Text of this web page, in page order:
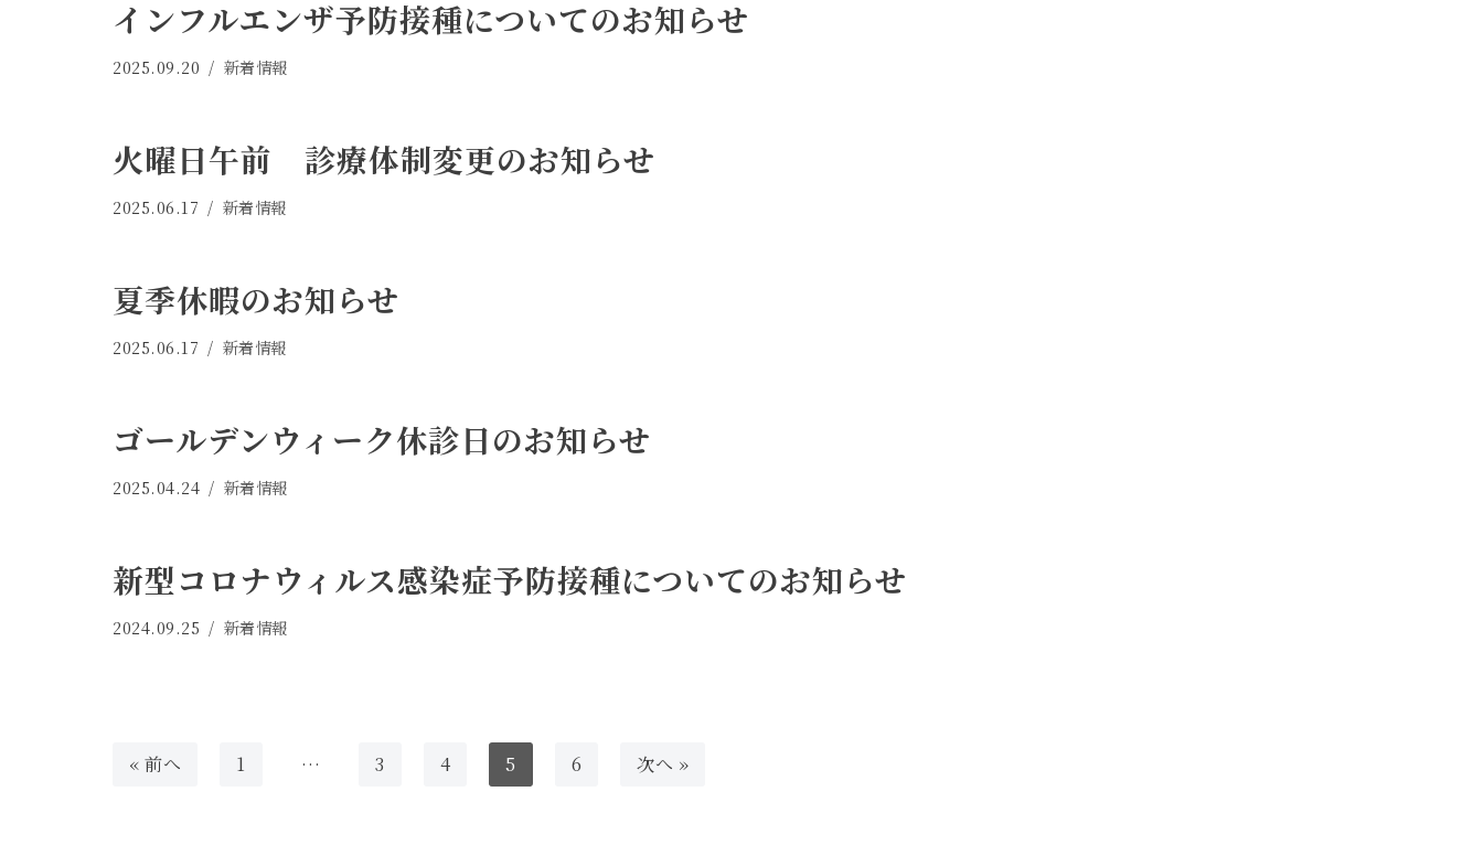
インフルエンザ予防接種についてのお知らせ
2025.09.20 新着情報
火曜日午前 診療体制変更のお知らせ
2025.06.17 新着情報
夏季休暇のお知らせ
2025.06.17 新着情報
ゴールデンウィーク休診日のお知らせ
2025.04.24 新着情報
新型コロナウィルス感染症予防接種についてのお知らせ
2024.09.25 新着情報
« 前へ 1 … 3 4 5 6 次へ »